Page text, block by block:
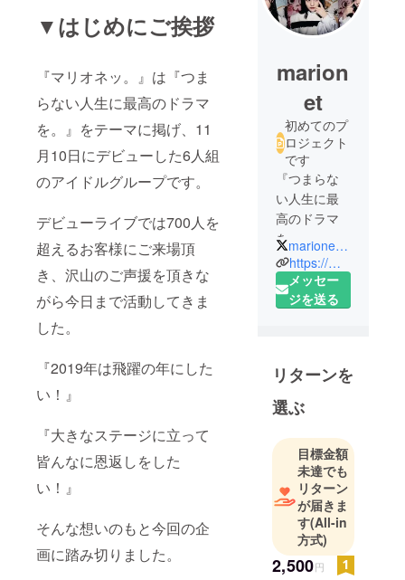
▼はじめにご挨拶
『マリオネッ。』は『つま
らない人生に最高のドラマ
を。』をテーマに掲げ、11
月10日にデビューした6人組
のアイドルグループです。
デビューライブでは700人を
超えるお客様にご来場頂
き、沢山のご声援を頂きな
がら今日まで活動してきま
した。
『2019年は飛躍の年にした
い！』
『大きなステージに立って
皆んなに恩返しをした
い！』
そんな想いのもと今回の企
画に踏み切りました。
marion
et
初めてのプ
ロジェクト
です
『つまらな
い人生に最
高のドラマ
を。』
※これは普通
の女の子が
夢を叶える
ムドキュメ
ンタリーで
す。
marionet_staff
https://marionet-official.amebaownd.com
メッセー
ジを送る
リターンを
選ぶ
目標金額
未達でも
リターン
が届きま
す(All-in
方式)
2,500円